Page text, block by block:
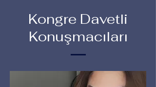
Kongre Davetli
Konuşmacıları